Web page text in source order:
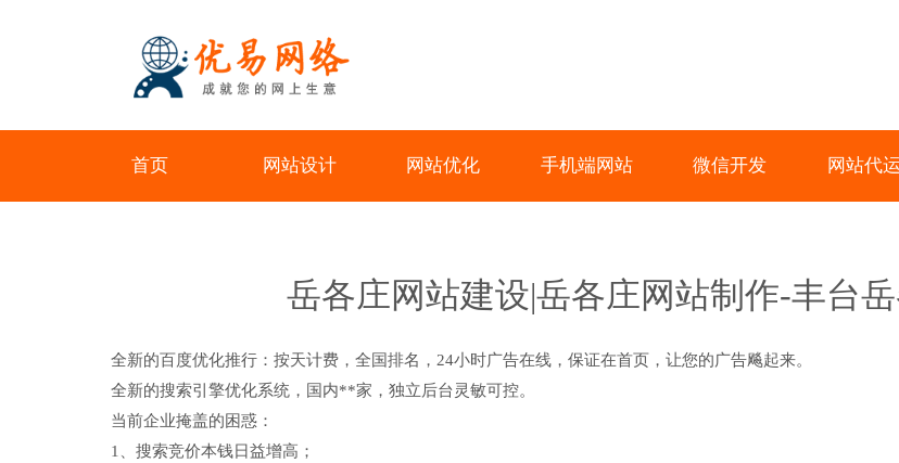
首页 网站设计 网站优化 手机端网站 微信开发 网站代
岳各庄网站建设|岳各庄网站制作-丰台
全新的百度优化推行：按天计费，全国排名，24小时广告在线，保证在首页，让您的广告飚起来。
全新的搜索引擎优化系统，国内**家，独立后台灵敏可控。
当前企业掩盖的困惑：
1、搜索竞价本钱日益增高；